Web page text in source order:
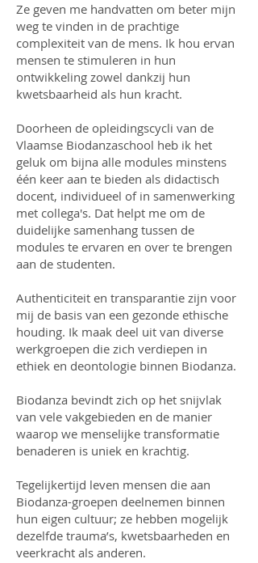
Ze geven me handvatten om beter mijn
weg te vinden in de prachtige
complexiteit van de mens. Ik hou ervan
mensen te stimuleren in hun
ontwikkeling zowel dankzij hun
kwetsbaarheid als hun kracht.
Doorheen de opleidingscycli van de
Vlaamse Biodanzaschool heb ik het
geluk om bijna alle modules minstens
één keer aan te bieden als didactisch
docent, individueel of in samenwerking
met collega's. Dat helpt me om de
duidelijke samenhang tussen de
modules te ervaren en over te brengen
aan de studenten.
Authenticiteit en transparantie zijn voor
mij de basis van een gezonde ethische
houding. Ik maak deel uit van diverse
werkgroepen die zich verdiepen in
ethiek en deontologie binnen Biodanza.
Biodanza bevindt zich op het snijvlak
van vele vakgebieden en de manier
waarop we menselijke transformatie
benaderen is uniek en krachtig.
Tegelijkertijd leven mensen die aan
Biodanza-groepen deelnemen binnen
hun eigen cultuur; ze hebben mogelijk
dezelfde trauma’s, kwetsbaarheden en
veerkracht als anderen.